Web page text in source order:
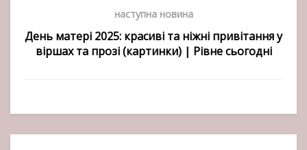
наступна новина
День матері 2025: красиві та ніжні привітання у
віршах та прозі (картинки) | Рівне сьогодні